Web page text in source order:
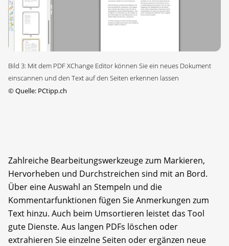
Bild 3: Mit dem PDF XChange Editor können Sie ein neues Dokument
einscannen und den Text auf den Seiten erkennen lassen
©Quelle: PCtipp.ch
Zahlreiche Bearbeitungswerkzeuge zum Markieren,
Hervorheben und Durchstreichen sind mit an Bord.
Über eine Auswahl an Stempeln und die
Kommentarfunktionen fügen Sie Anmerkungen zum
Text hinzu. Auch beim Umsortieren leistet das Tool
gute Dienste. Aus langen PDFs löschen oder
extrahieren Sie einzelne Seiten oder ergänzen neue